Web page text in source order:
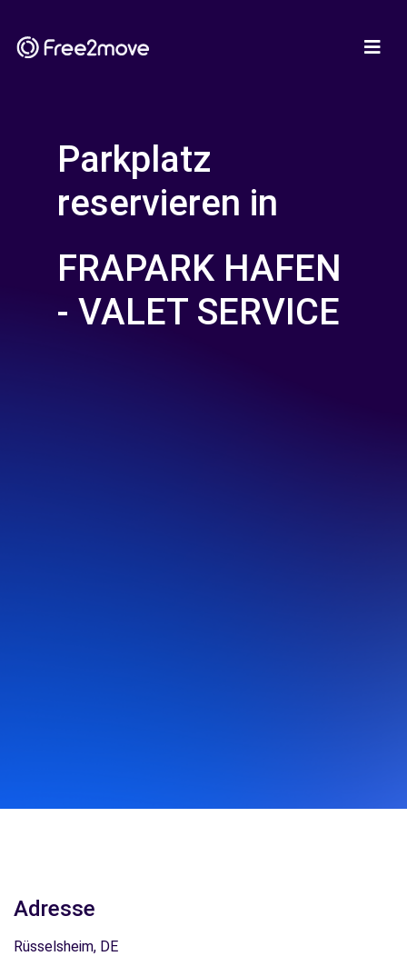
Parkplatz
reservieren in
FRAPARK HAFEN
- VALET SERVICE
Adresse
Rüsselsheim, DE